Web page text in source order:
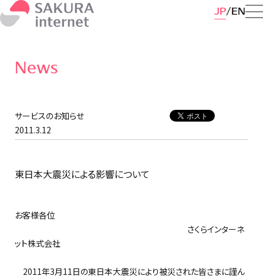
JP EN
News
サービスのお知らせ
2011.3.12
東日本大震災による影響について
お客様各位
さくらインターネ
ット株式会社
2011年3月11日の東日本大震災により被災された皆さまに謹ん